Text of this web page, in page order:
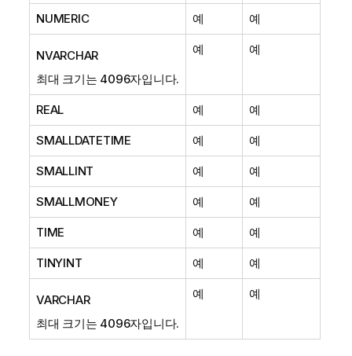
NUMERIC 예 예
NVARCHAR
최대 크기는 4096자입니다.
예 예
REAL 예 예
SMALLDATETIME 예 예
SMALLINT 예 예
SMALLMONEY 예 예
TIME 예 예
TINYINT 예 예
VARCHAR
최대 크기는 4096자입니다.
예 예